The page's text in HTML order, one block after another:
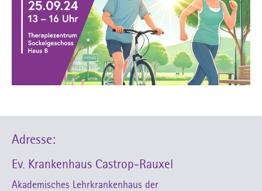
Adresse:
Ev. Krankenhaus Castrop-Rauxel
Akademisches Lehrkrankenhaus der